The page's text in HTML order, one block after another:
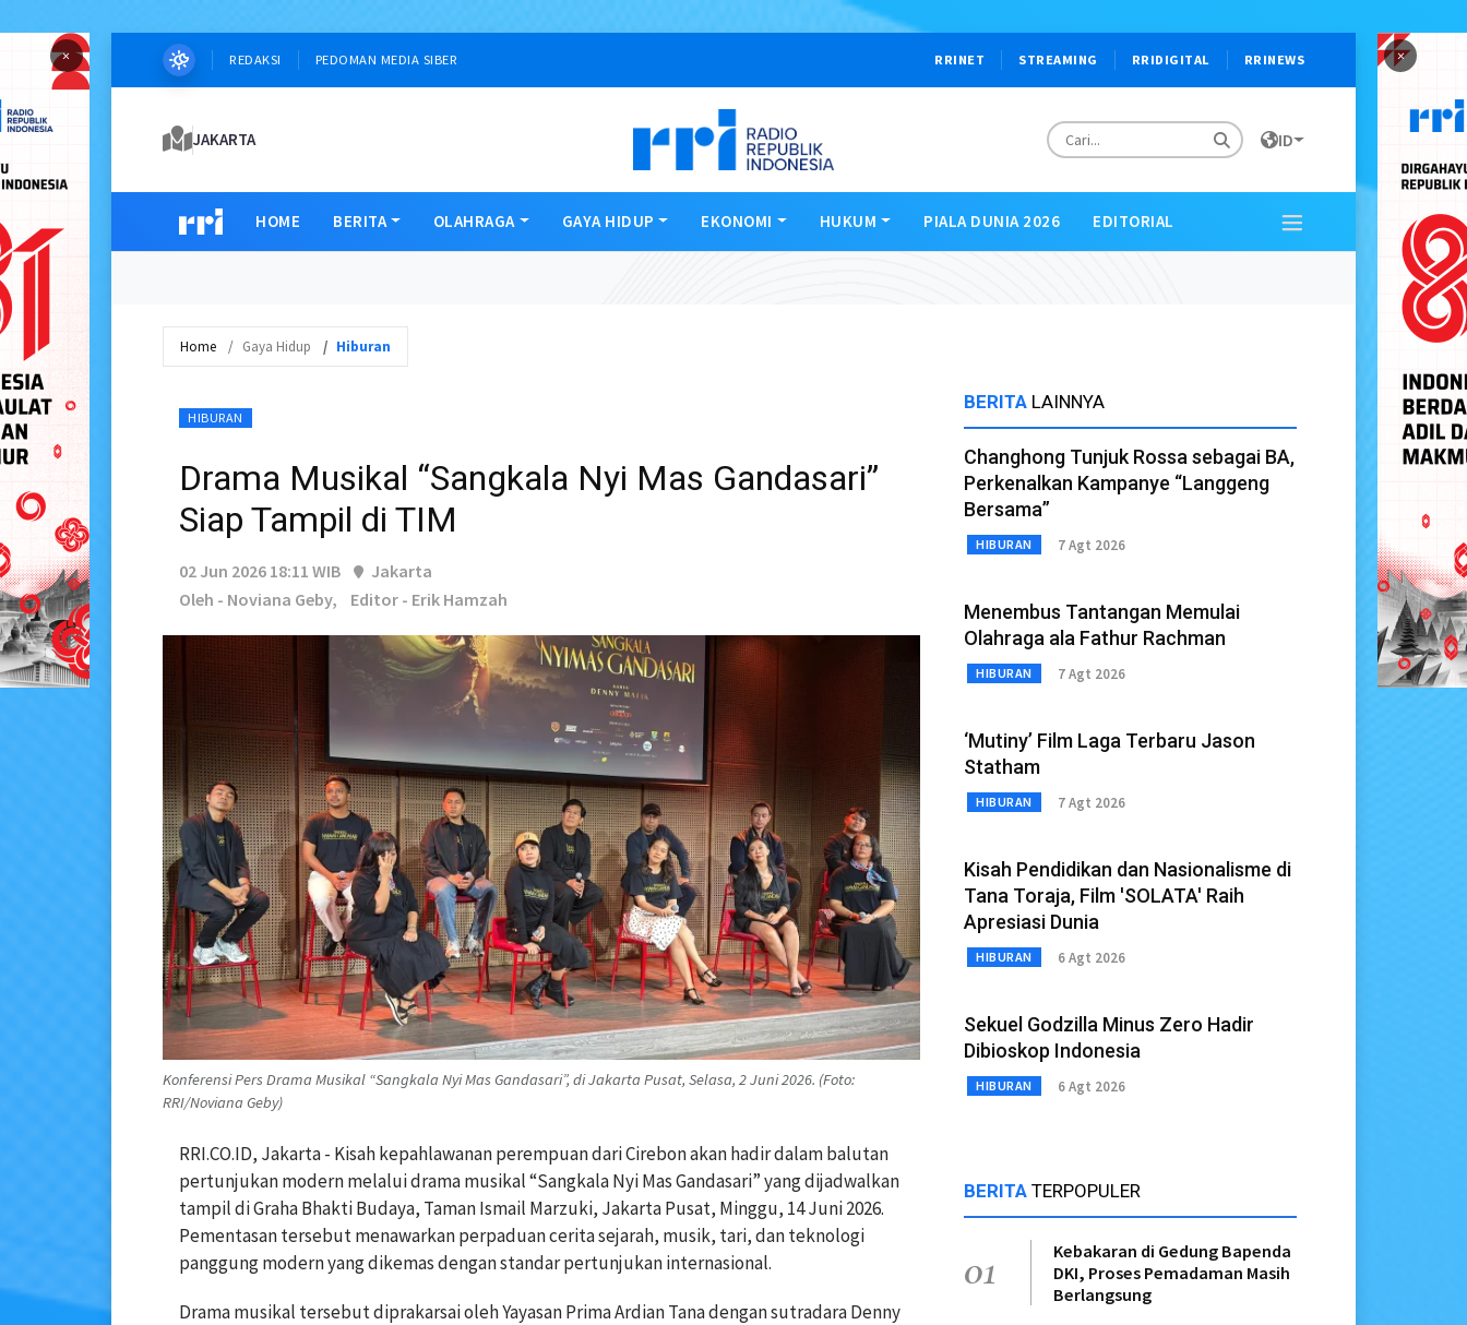
× ×
REDAKSI PEDOMAN MEDIA SIBER RRINET STREAMING RRIDIGITAL RRINEWS
JAKARTA ID
HOME BERITA OLAHRAGA GAYA HIDUP EKONOMI HUKUM PIALA DUNIA 2026 EDITORIAL
Home Gaya Hidup Hiburan
HIBURAN
Drama Musikal “Sangkala Nyi Mas Gandasari”
Siap Tampil di TIM
02 Jun 2026 18:11 WIB
Jakarta
Oleh - Noviana Geby,
Editor - Erik Hamzah
Konferensi Pers Drama Musikal “Sangkala Nyi Mas Gandasari”, di Jakarta Pusat, Selasa, 2 Juni 2026. (Foto:
RRI/Noviana Geby)
RRI.CO.ID, Jakarta - Kisah kepahlawanan perempuan dari Cirebon akan hadir dalam balutan
pertunjukan modern melalui drama musikal “Sangkala Nyi Mas Gandasari” yang dijadwalkan
tampil di Graha Bhakti Budaya, Taman Ismail Marzuki, Jakarta Pusat, Minggu, 14 Juni 2026.
Pementasan tersebut menawarkan perpaduan cerita sejarah, musik, tari, dan teknologi
panggung modern yang dikemas dengan standar pertunjukan internasional.
Drama musikal tersebut diprakarsai oleh Yayasan Prima Ardian Tana dengan sutradara Denny
BERITA LAINNYA
Changhong Tunjuk Rossa sebagai BA,
Perkenalkan Kampanye “Langgeng
Bersama”
HIBURAN 7 Agt 2026
Menembus Tantangan Memulai
Olahraga ala Fathur Rachman
HIBURAN 7 Agt 2026
‘Mutiny’ Film Laga Terbaru Jason
Statham
HIBURAN 7 Agt 2026
Kisah Pendidikan dan Nasionalisme di
Tana Toraja, Film 'SOLATA' Raih
Apresiasi Dunia
HIBURAN 6 Agt 2026
Sekuel Godzilla Minus Zero Hadir
Dibioskop Indonesia
HIBURAN 6 Agt 2026
BERITA TERPOPULER
01
Kebakaran di Gedung Bapenda
DKI, Proses Pemadaman Masih
Berlangsung